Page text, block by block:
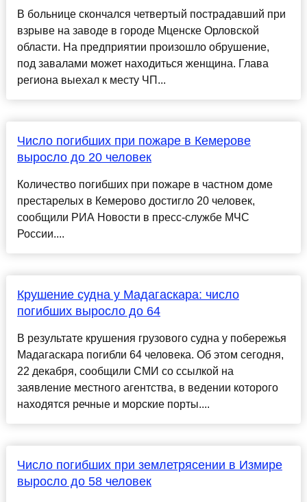
В больнице скончался четвертый пострадавший при
взрыве на заводе в городе Мценске Орловской
области. На предприятии произошло обрушение,
под завалами может находиться женщина. Глава
региона выехал к месту ЧП...
Число погибших при пожаре в Кемерове
выросло до 20 человек
Количество погибших при пожаре в частном доме
престарелых в Кемерово достигло 20 человек,
сообщили РИА Новости в пресс-службе МЧС
России....
Крушение судна у Мадагаскара: число
погибших выросло до 64
В результате крушения грузового судна у побережья
Мадагаскара погибли 64 человека. Об этом сегодня,
22 декабря, сообщили СМИ со ссылкой на
заявление местного агентства, в ведении которого
находятся речные и морские порты....
Число погибших при землетрясении в Измире
выросло до 58 человек